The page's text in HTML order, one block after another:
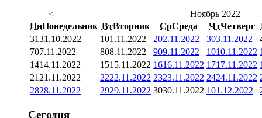
<
Ноябрь 2022
ПнПонедельник ВтВторник СрСреда ЧтЧетверг
3131.10.2022 101.11.2022 202.11.2022 303.11.2022
707.11.2022 808.11.2022 909.11.2022 1010.11.2022
1414.11.2022 1515.11.2022 1616.11.2022 1717.11.2022
21 21.11.2022 2222.11.2022 2323.11.2022 2424.11.2022
2828.11.2022 2929.11.2022 3030.11.2022 101.12.2022
Сегодня